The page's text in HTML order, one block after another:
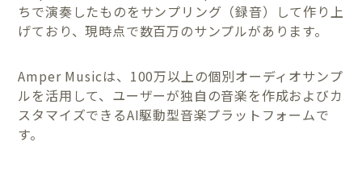
ちで演奏したものをサンプリング（録音）して作り上
げており、現時点で数百万のサンプルがあります。
Amper Musicは、100万以上の個別オーディオサンプ
ルを活用して、ユーザーが独自の音楽を作成およびカ
スタマイズできるAI駆動型音楽プラットフォームで
す。